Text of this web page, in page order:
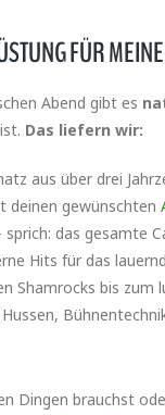
FÜR
Abend gibt es
Das liefern wir:
aus über drei
deinen gewünschten
das gesamte
Hits für das
Shamrocks bis zum
Dingen brauchst